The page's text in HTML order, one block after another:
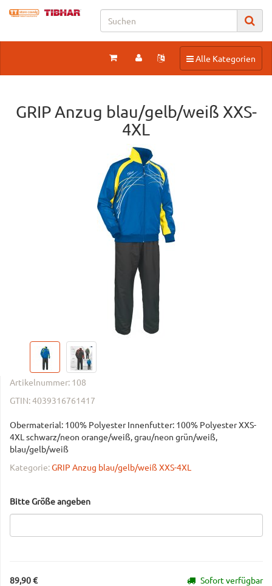
Toggle navigation
Alle Kategorien
GRIP Anzug blau/gelb/weiß XXS-
4XL
Artikelnummer: 108
GTIN:4039316761417
Obermaterial: 100% Polyester Innenfutter: 100% Polyester XXS-
4XL schwarz/neon orange/weiß, grau/neon grün/weiß,
blau/gelb/weiß
Kategorie:GRIP Anzug blau/gelb/weiß XXS-4XL
Bitte Größe angeben
89,90 €
Sofort verfügbar